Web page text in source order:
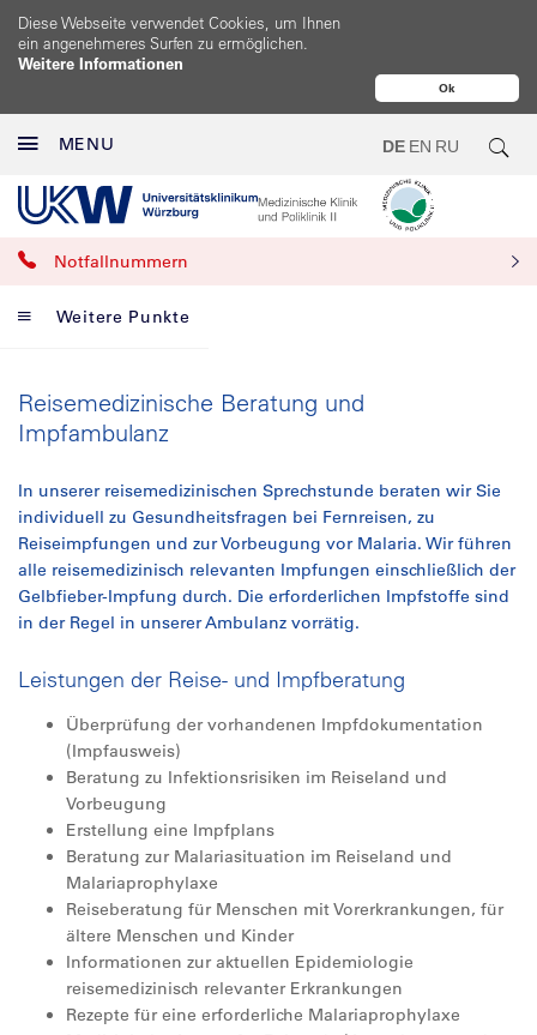
Ok
Diese Webseite verwendet Cookies, um Ihnen
ein angenehmeres Surfen zu ermöglichen.
Weitere Informationen
MENU DE EN RU
Notfallnummern
Weitere Punkte
Reisemedizinische Beratung und
Impfambulanz
In unserer reisemedizinischen Sprechstunde beraten wir Sie
individuell zu Gesundheitsfragen bei Fernreisen, zu
Reiseimpfungen und zur Vorbeugung vor Malaria. Wir führen
alle reisemedizinisch relevanten Impfungen einschließlich der
Gelbfieber-Impfung durch. Die erforderlichen Impfstoffe sind
in der Regel in unserer Ambulanz vorrätig.
Leistungen der Reise- und Impfberatung
Überprüfung der vorhandenen Impfdokumentation
(Impfausweis)
Beratung zu Infektionsrisiken im Reiseland und
Vorbeugung
Erstellung eine Impfplans
Beratung zur Malariasituation im Reiseland und
Malariaprophylaxe
Reiseberatung für Menschen mit Vorerkrankungen, für
ältere Menschen und Kinder
Informationen zur aktuellen Epidemiologie
reisemedizinisch relevanter Erkrankungen
Rezepte für eine erforderliche Malariaprophylaxe